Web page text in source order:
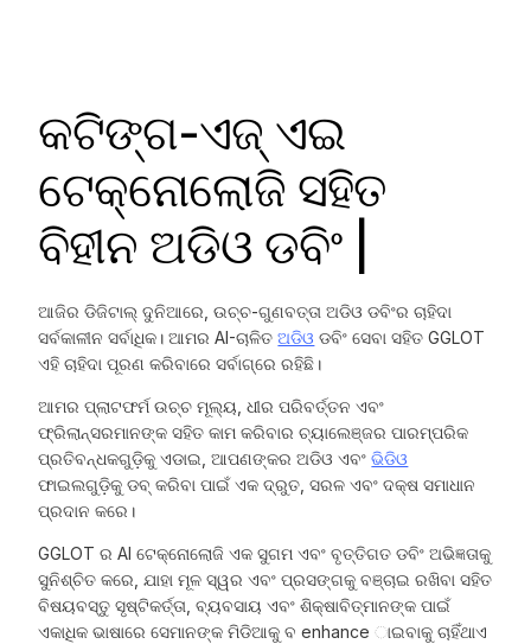
କଟିଙ୍ଗ-ଏଜ୍ ଏଇ
ଟେକ୍ନୋଲୋଜି ସହିତ
ବିହୀନ ଅଡିଓ ଡବିଂ |
ଆଜିର ଡିଜିଟାଲ୍ ଦୁନିଆରେ, ଉଚ୍ଚ-ଗୁଣବତ୍ତା ଅଡିଓ ଡବିଂର ଚାହିଦା
ସର୍ବକାଳୀନ ସର୍ବାଧିକ। ଆମର AI-ଚାଳିତଅଡିଓ ଡବିଂ ସେବା ସହିତ GGLOT
ଏହି ଚାହିଦା ପୂରଣ କରିବାରେ ସର୍ବାଗ୍ରେ ରହିଛି।
ଆମର ପ୍ଲାଟଫର୍ମ ଉଚ୍ଚ ମୂଲ୍ୟ, ଧୀର ପରିବର୍ତ୍ତନ ଏବଂ
ଫ୍ରିଲାନ୍ସରମାନଙ୍କ ସହିତ କାମ କରିବାର ଚ୍ୟାଲେଞ୍ଜର ପାରମ୍ପରିକ
ପ୍ରତିବନ୍ଧକଗୁଡ଼ିକୁ ଏଡାଇ, ଆପଣଙ୍କର ଅଡିଓ ଏବଂଭିଡିଓ
ଫାଇଲଗୁଡ଼ିକୁ ଡବ୍ କରିବା ପାଇଁ ଏକ ଦ୍ରୁତ, ସରଳ ଏବଂ ଦକ୍ଷ ସମାଧାନ
ପ୍ରଦାନ କରେ।
GGLOT ର AI ଟେକ୍ନୋଲୋଜି ଏକ ସୁଗମ ଏବଂ ବୃତ୍ତିଗତ ଡବିଂ ଅଭିଜ୍ଞତାକୁ
ସୁନିଶ୍ଚିତ କରେ, ଯାହା ମୂଳ ସ୍ୱର ଏବଂ ପ୍ରସଙ୍ଗକୁ ବଞ୍ଚାଇ ରଖିବା ସହିତ
ବିଷୟବସ୍ତୁ ସୃଷ୍ଟିକର୍ତ୍ତା, ବ୍ୟବସାୟ ଏବଂ ଶିକ୍ଷାବିତ୍ମାନଙ୍କ ପାଇଁ
ଏକାଧିକ ଭାଷାରେ ସେମାନଙ୍କ ମିଡିଆକୁ ବ enhance ାଇବାକୁ ଚାହିଁଥାଏ